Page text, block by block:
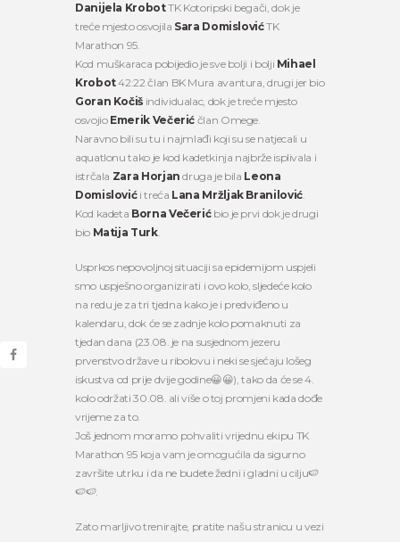
Danijela KrobotTK Kotoripski begači, dok je
treće mjesto osvojila Sara DomislovićTK
Marathon 95.
Kod muškaraca pobijedio je sve bolji i bolji Mihael
Krobot42:22 član BK Mura avantura, drugi jer bio
Goran Kočiš individualac, dok je treće mjesto
osvojio Emerik Večerić član Omege.
Naravno bili su tu i najmlađi koji su se natjecali u
aquatlonu tako je kod kadetkinja najbrže isplivala i
istrčala Zara Horjan druga je bila Leona
Domislovići treća Lana Mržljak Branilović.
Kod kadeta Borna Večerićbio je prvi dok je drugi
bio Matija Turk.
Usprkos nepovoljnoj situaciji sa epidemijom uspjeli
smo uspješno organizirati i ovo kolo, sljedeće kolo
na redu je za tri tjedna kako je i predviđeno u
kalendaru, dok će se zadnje kolo pomaknuti za
tjedan dana (23.08. je na susjednom jezeru
prvenstvo države u ribolovu i neki se sjećaju lošeg
iskustva od prije dvije godine😀😀), tako da će se 4.
kolo održati 30.08. ali više o toj promjeni kada dođe
vrijeme za to.
Još jednom moramo pohvaliti vrijednu ekipu TK
Marathon 95 koja vam je omogućila da sigurno
završite utrku i da ne budete žedni i gladni u cilju🍉
🍉🍉.
Zato marljivo trenirajte, pratite našu stranicu u vezi